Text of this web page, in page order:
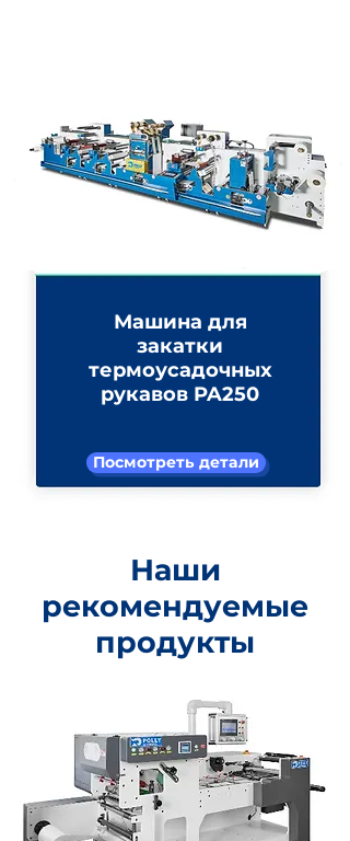
Посмотреть детали
Машина для
закатки
термоусадочных
рукавов PA250
Наши
рекомендуемые
продукты